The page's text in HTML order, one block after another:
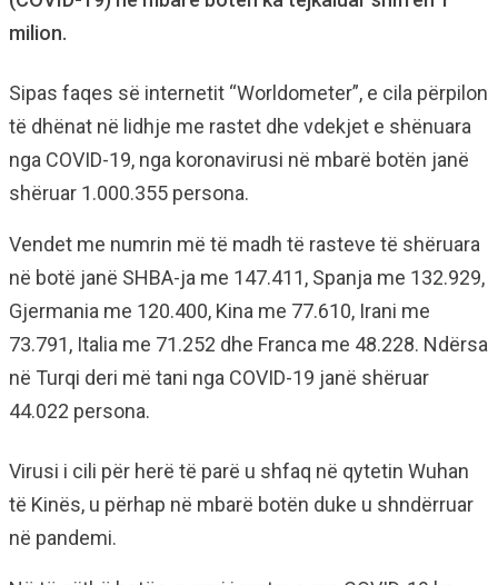
milion.
Sipas faqes së internetit “Worldometer”, e cila përpilon
të dhënat në lidhje me rastet dhe vdekjet e shënuara
nga COVID-19, nga koronavirusi në mbarë botën janë
shëruar 1.000.355 persona.
Vendet me numrin më të madh të rasteve të shëruara
në botë janë SHBA-ja me 147.411, Spanja me 132.929,
Gjermania me 120.400, Kina me 77.610, Irani me
73.791, Italia me 71.252 dhe Franca me 48.228. Ndërsa
në Turqi deri më tani nga COVID-19 janë shëruar
44.022 persona.
Virusi i cili për herë të parë u shfaq në qytetin Wuhan
të Kinës, u përhap në mbarë botën duke u shndërruar
në pandemi.